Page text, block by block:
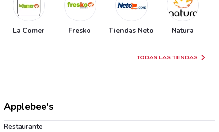
La Comer Fresko Tiendas Neto Natura
TODAS LAS TIENDAS
Applebee's
Restaurante